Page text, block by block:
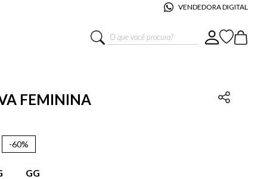
VENDEDORA DIGITAL
O que você procura?
FEMININA
-60%
GG